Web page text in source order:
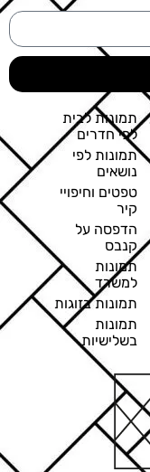
תמונות לבית
לפי חדרים
תמונות לפי
נושאים
טפטים וחיפויי
קיר
הדפסה על
קנבס
תמונות
למשרד
תמונות בזוגות
תמונות
בשלישיות